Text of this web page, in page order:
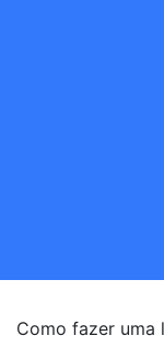
Como fazer uma